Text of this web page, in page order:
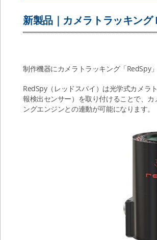
新製品｜カメラトラッキング
制作機器にカメラトラッキング「RedSpy
RedSpy（レッドスパイ）は光学式カメラ
報検出センサー）を取り付けることで、
ングエンジンとの連動が可能になります。